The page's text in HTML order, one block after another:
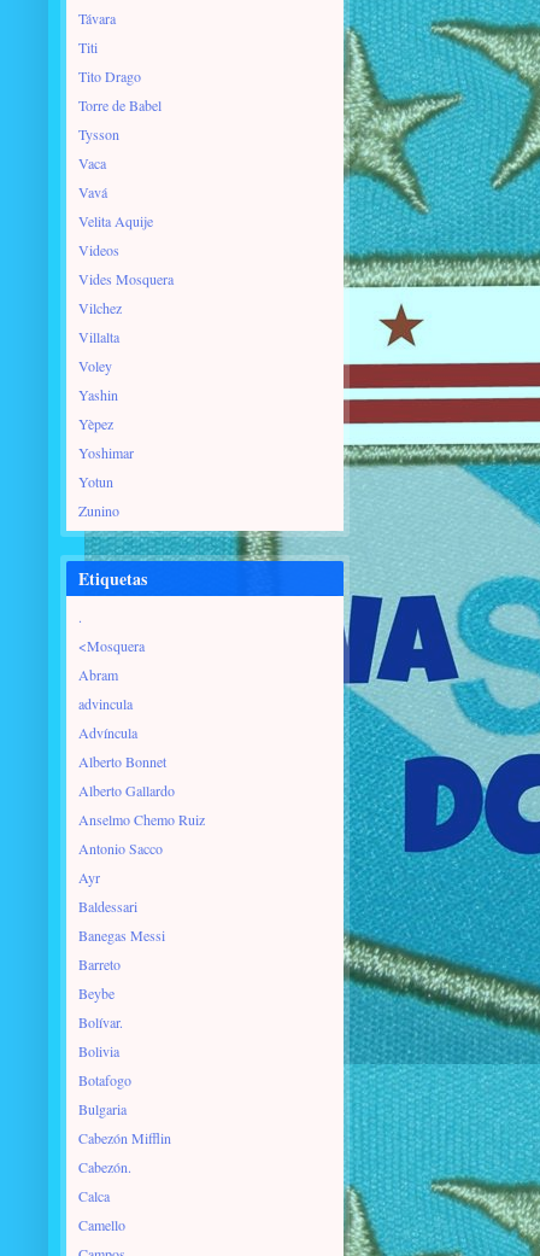
Távara
Titi
Tito Drago
Torre de Babel
Tysson
Vaca
Vavá
Velita Aquije
Videos
Vides Mosquera
Vilchez
Villalta
Voley
Yashin
Yèpez
Yoshimar
Yotun
Zunino
Etiquetas
.
<Mosquera
Abram
advincula
Advíncula
Alberto Bonnet
Alberto Gallardo
Anselmo Chemo Ruiz
Antonio Sacco
Ayr
Baldessari
Banegas Messi
Barreto
Beybe
Bolívar.
Bolivia
Botafogo
Bulgaria
Cabezón Mifflin
Cabezón.
Calca
Camello